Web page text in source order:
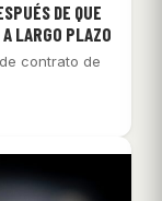
DE QUE
LARGO PLAZO
contrato de